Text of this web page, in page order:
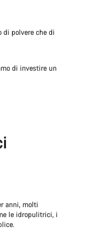
di polvere che di
di investire un
anni, molti
le idropulitrici, i